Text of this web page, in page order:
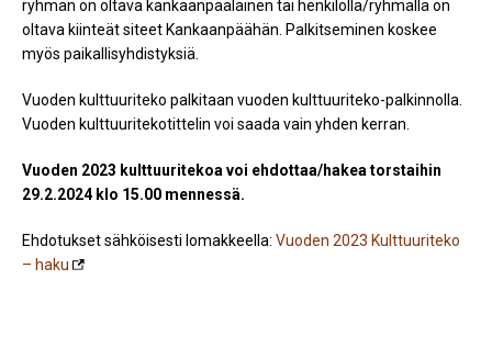
ryhmän on oltava kankaanpääläinen tai henkilöllä/ryhmällä on
oltava kiinteät siteet Kankaanpäähän. Palkitseminen koskee
myös paikallisyhdistyksiä.
Vuoden kulttuuriteko palkitaan vuoden kulttuuriteko-palkinnolla.
Vuoden kulttuuritekotittelin voi saada vain yhden kerran.
Vuoden 2023 kulttuuritekoa voi ehdottaa/hakea torstaihin
29.2.2024 klo 15.00 mennessä.
Ehdotukset sähköisesti lomakkeella: Vuoden 2023 Kulttuuriteko
– haku